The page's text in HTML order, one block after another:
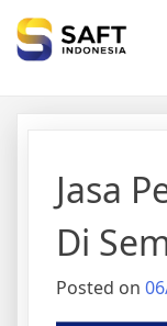
Solisi Perjakan Anda
Jasa
Di
Posted on